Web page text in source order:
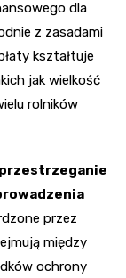
dla
z zasadami
kształtuje
jak wielkość
rolników
przez
między
ochrony